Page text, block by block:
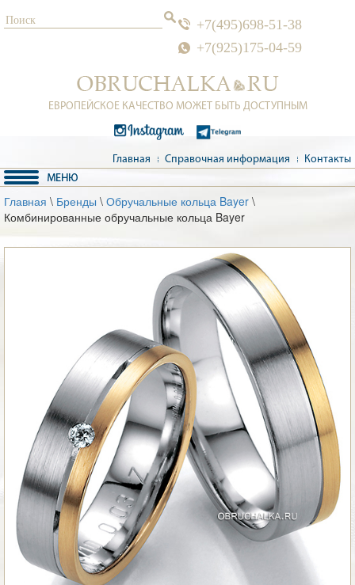
+7(495)698-51-38
+7(925)175-04-59
ЕВРОПЕЙСКОЕ КАЧЕСТВО МОЖЕТ БЫТЬ ДОСТУПНЫМ
Главная Справочная информация Контакты
Главная \ Бренды \ Обручальные кольца Bayer \
Комбинированные обручальные кольца Bayer